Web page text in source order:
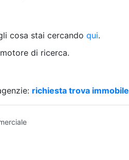
cosa stai cercando qui.
di ricerca.
richiesta trova immobile